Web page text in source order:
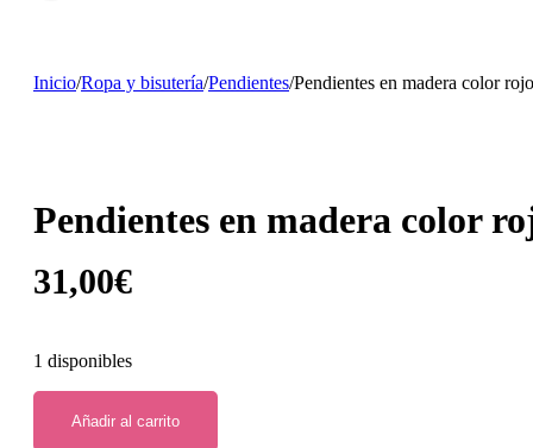
Inicio/Ropa y bisutería/Pendientes/Pendientes en madera color
Pendientes en madera color
31,00€
1 disponibles
Añadir al carrito